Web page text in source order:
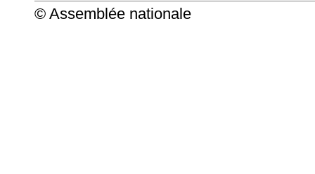
© Assemblée nationale